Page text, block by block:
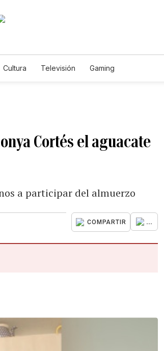
Cultura Televisión Gaming
Cortés el aguacate
a participar del almuerzo
COMPARTIR ...